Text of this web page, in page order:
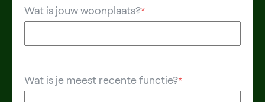
Wat is jouw woonplaats?*
Wat is je meest recente functie?*